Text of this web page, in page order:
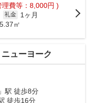
理費等：8,000円 )
礼金
1ヶ月
㎡
ューヨーク
」駅 徒歩8分
徒歩16分